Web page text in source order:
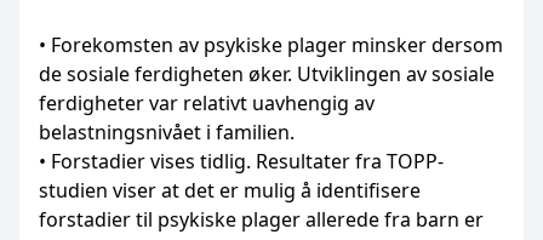
• Forekomsten av psykiske plager minsker dersom
de sosiale ferdigheten øker. Utviklingen av sosiale
ferdigheter var relativt uavhengig av
belastningsnivået i familien.
• Forstadier vises tidlig. Resultater fra TOPP-
studien viser at det er mulig å identifisere
forstadier til psykiske plager allerede fra barn er